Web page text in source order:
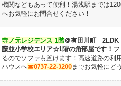
機関などもあって便利！湯浅駅までは
へお気軽にお問合せください！
寺ノ元レジデンス 1階＠有田川町
藤並小学校エリア☆1階の角部屋です！
るのでソファも置けます！ 高速道路の利
ハウスへ☎0737-22-3200までお気軽にど